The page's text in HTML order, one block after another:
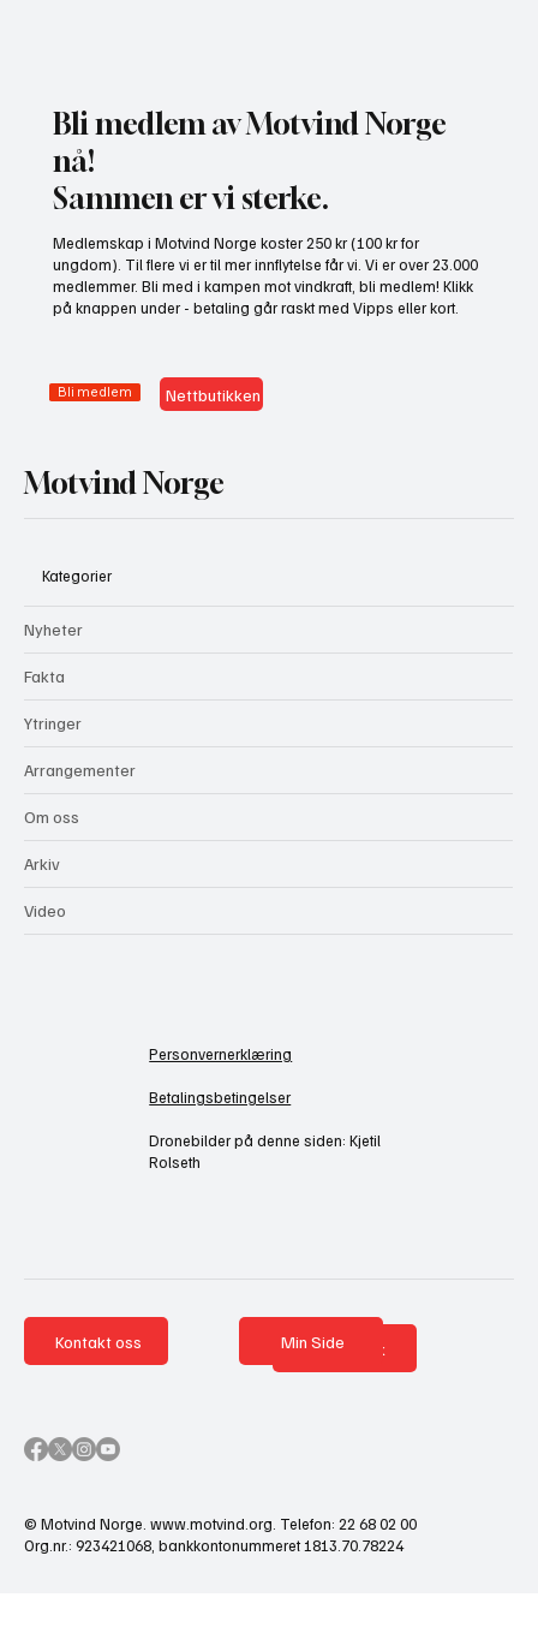
naturhensyn
Bli medlem av Motvind Norge
nå!
Sammen er vi sterke.
Medlemskap i Motvind Norge koster 250 kr (100 kr for
ungdom). Til flere vi er til mer innflytelse får vi. Vi er over 23.000
medlemmer. Bli med i kampen mot vindkraft, bli medlem! Klikk
på knappen under - betaling går raskt med Vipps eller kort.
Bli medlem Nettbutikken
Motvind Norge
Kategorier
Nyheter
Fakta
Ytringer
Arrangementer
Om oss
Arkiv
Video
Personvernerklæring
Betalingsbetingelser
Dronebilder på denne siden: Kjetil
Rolseth
Kontakt oss Nettbutikk
Min Side
© Motvind Norge. www.motvind.org . Telefon: 22 68 02 00
Org.nr.: 923421068, bankkontonummeret 1813.70.78224